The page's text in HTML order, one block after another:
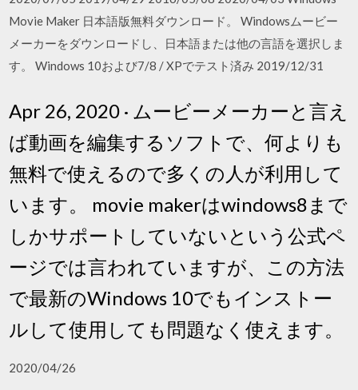
Movie Maker 日本語版無料ダウンロード。 Windowsムービー
メーカーをダウンロードし、日本語または他の言語を選択しま
す。 Windows 10および7/8 / XPでテスト済み 2019/12/31
Apr 26, 2020 · ムービーメーカーと言え
ば動画を編集するソフトで、何よりも
無料で使えるので多くの人が利用して
います。 movie makerはwindows8まで
しかサポートしていないという公式ペ
ージでは言われていますが、この方法
で最新のWindows 10でもインストー
ルして使用しても問題なく使えます。
2020/04/26